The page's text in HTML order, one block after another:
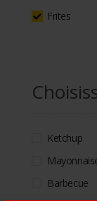
Frites
Ketchup
Barbecue